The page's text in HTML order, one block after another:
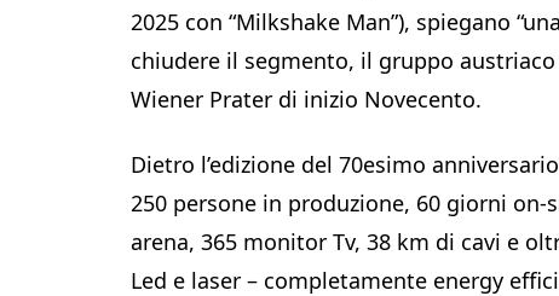
2025 con “Milkshake Man”), spiegano
chiudere il segmento, il gruppo
Wiener Prater di inizio Novecento.
Dietro l’edizione del 70esimo
250 persone in produzione, 60 giorni
arena, 365 monitor Tv, 38 km di cavi e
Led e laser – completamente energy